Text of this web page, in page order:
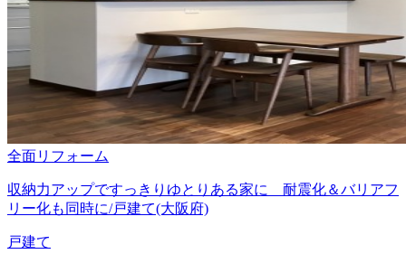
全面リフォーム
収納力アップですっきりゆとりある家に 耐震化＆バリアフ
リー化も同時に/戸建て(大阪府)
戸建て